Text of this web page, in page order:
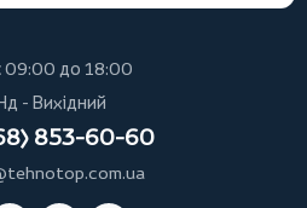
09:00 до 18:00
- Вихідний
853-60-60